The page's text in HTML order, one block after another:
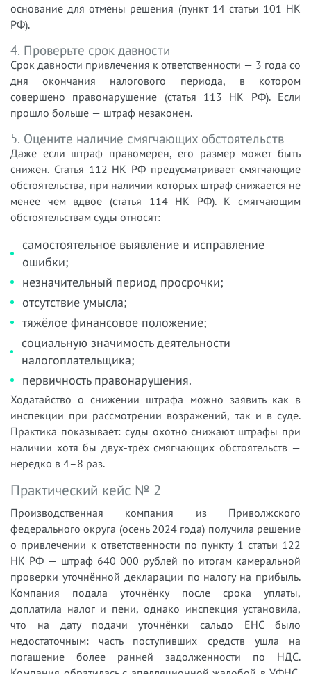
основание для отмены решения (пункт 14 статьи 101 НК
РФ).
4. Проверьте срок давности
Срок давности привлечения к ответственности — 3 года со
дня окончания налогового периода, в котором
совершено правонарушение (статья 113 НК РФ). Если
прошло больше — штраф незаконен.
5. Оцените наличие смягчающих обстоятельств
Даже если штраф правомерен, его размер может быть
снижен. Статья 112 НК РФ предусматривает смягчающие
обстоятельства, при наличии которых штраф снижается не
менее чем вдвое (статья 114 НК РФ). К смягчающим
обстоятельствам суды относят:
самостоятельное выявление и исправление
ошибки;
незначительный период просрочки;
отсутствие умысла;
тяжёлое финансовое положение;
социальную значимость деятельности
налогоплательщика;
первичность правонарушения.
Ходатайство о снижении штрафа можно заявить как в
инспекции при рассмотрении возражений, так и в суде.
Практика показывает: суды охотно снижают штрафы при
наличии хотя бы двух-трёх смягчающих обстоятельств —
нередко в 4–8 раз.
Практический кейс № 2
Производственная компания из Приволжского
федерального округа (осень 2024 года) получила решение
о привлечении к ответственности по пункту 1 статьи 122
НК РФ — штраф 640 000 рублей по итогам камеральной
проверки уточнённой декларации по налогу на прибыль.
Компания подала уточнёнку после срока уплаты,
доплатила налог и пени, однако инспекция установила,
что на дату подачи уточнёнки сальдо ЕНС было
недостаточным: часть поступивших средств ушла на
погашение более ранней задолженности по НДС.